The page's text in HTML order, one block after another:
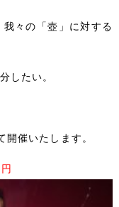
々の「壺」に対する
したい。
催いたします。